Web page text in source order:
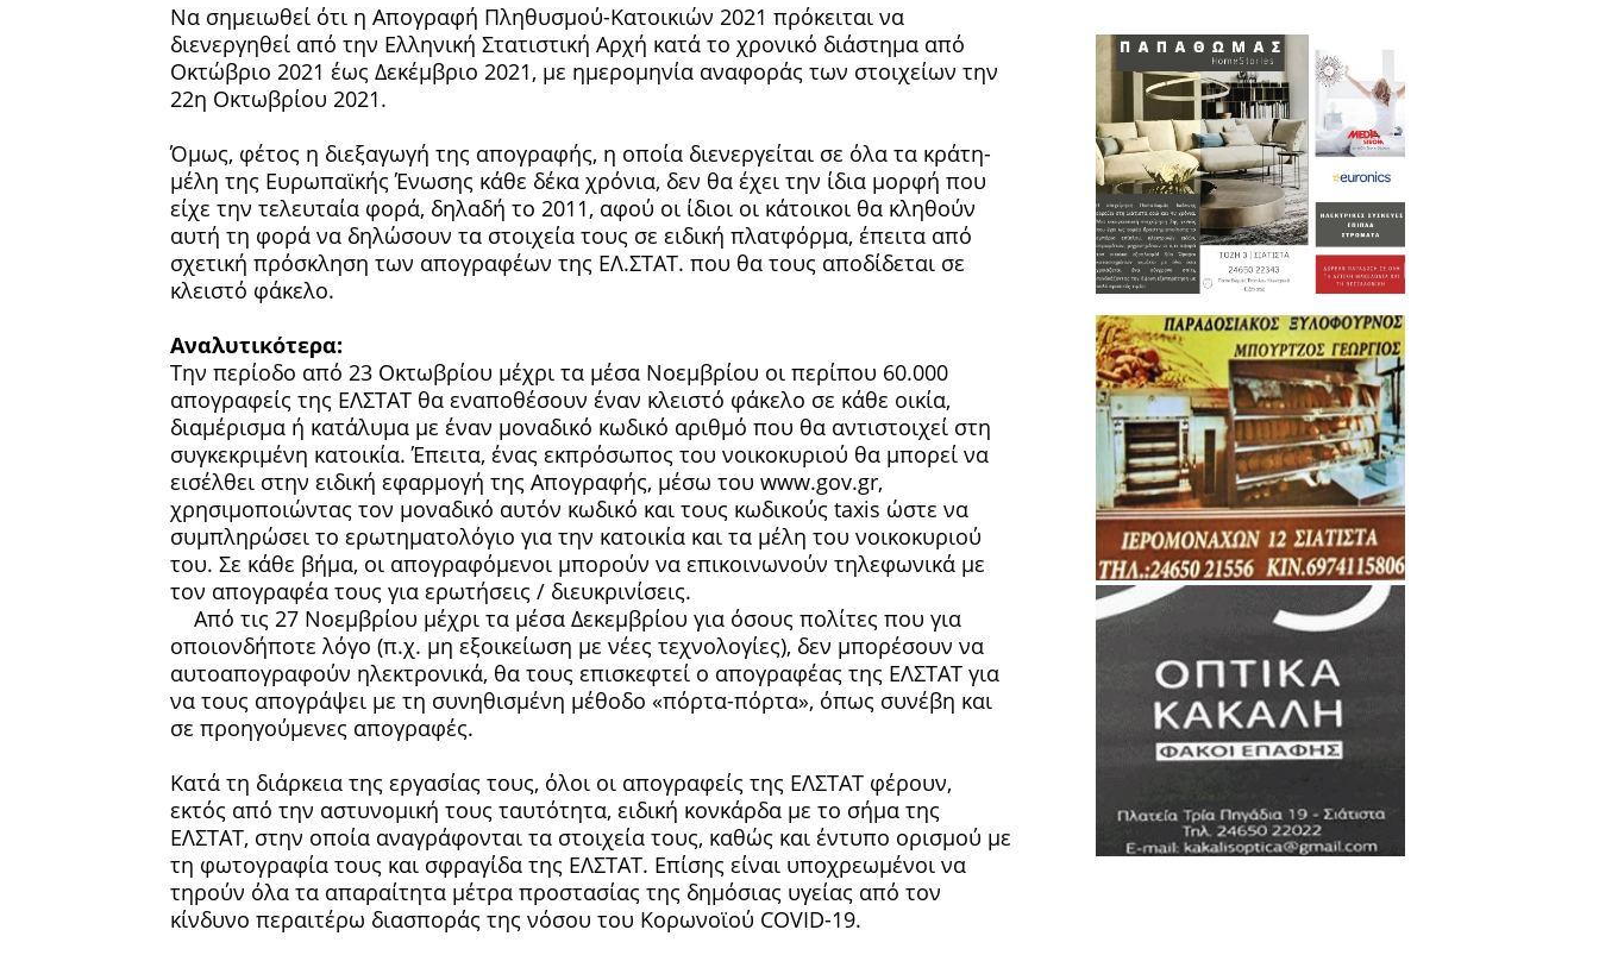
Να σημειωθεί ότι η Απογραφή Πληθυσμού-Κατοικιών 2021 πρόκειται να
διενεργηθεί από την Ελληνική Στατιστική Αρχή κατά το χρονικό διάστημα από
Οκτώβριο 2021 έως Δεκέμβριο 2021, με ημερομηνία αναφοράς των στοιχείων την
22η Οκτωβρίου 2021.
Όμως, φέτος η διεξαγωγή της απογραφής, η οποία διενεργείται σε όλα τα κράτη-
μέλη της Ευρωπαϊκής Ένωσης κάθε δέκα χρόνια, δεν θα έχει την ίδια μορφή που
είχε την τελευταία φορά, δηλαδή το 2011, αφού οι ίδιοι οι κάτοικοι θα κληθούν
αυτή τη φορά να δηλώσουν τα στοιχεία τους σε ειδική πλατφόρμα, έπειτα από
σχετική πρόσκληση των απογραφέων της ΕΛ.ΣΤΑΤ. που θα τους αποδίδεται σε
κλειστό φάκελο.
Αναλυτικότερα:
Την περίοδο από 23 Οκτωβρίου μέχρι τα μέσα Νοεμβρίου οι περίπου 60.000
απογραφείς της ΕΛΣΤΑΤ θα εναποθέσουν έναν κλειστό φάκελο σε κάθε οικία,
διαμέρισμα ή κατάλυμα με έναν μοναδικό κωδικό αριθμό που θα αντιστοιχεί στη
συγκεκριμένη κατοικία. Έπειτα, ένας εκπρόσωπος του νοικοκυριού θα μπορεί να
εισέλθει στην ειδική εφαρμογή της Απογραφής, μέσω του www.gov.gr,
χρησιμοποιώντας τον μοναδικό αυτόν κωδικό και τους κωδικούς taxis ώστε να
συμπληρώσει το ερωτηματολόγιο για την κατοικία και τα μέλη του νοικοκυριού
του. Σε κάθε βήμα, οι απογραφόμενοι μπορούν να επικοινωνούν τηλεφωνικά με
τον απογραφέα τους για ερωτήσεις / διευκρινίσεις.
Από τις 27 Νοεμβρίου μέχρι τα μέσα Δεκεμβρίου για όσους πολίτες που για
οποιονδήποτε λόγο (π.χ. μη εξοικείωση με νέες τεχνολογίες), δεν μπορέσουν να
αυτοαπογραφούν ηλεκτρονικά, θα τους επισκεφτεί ο απογραφέας της ΕΛΣΤΑΤ για
να τους απογράψει με τη συνηθισμένη μέθοδο «πόρτα-πόρτα», όπως συνέβη και
σε προηγούμενες απογραφές.
Κατά τη διάρκεια της εργασίας τους, όλοι οι απογραφείς της ΕΛΣΤΑΤ φέρουν,
εκτός από την αστυνομική τους ταυτότητα, ειδική κονκάρδα με το σήμα της
ΕΛΣΤΑΤ, στην οποία αναγράφονται τα στοιχεία τους, καθώς και έντυπο ορισμού με
τη φωτογραφία τους και σφραγίδα της ΕΛΣΤΑΤ. Επίσης είναι υποχρεωμένοι να
τηρούν όλα τα απαραίτητα μέτρα προστασίας της δημόσιας υγείας από τον
κίνδυνο περαιτέρω διασποράς της νόσου του Κορωνοϊού COVID-19.